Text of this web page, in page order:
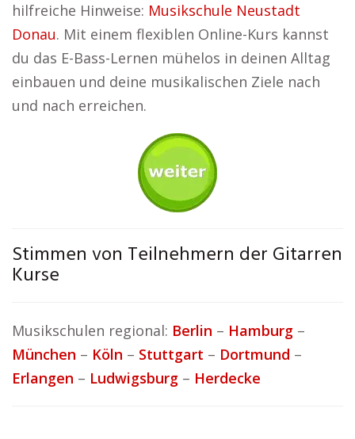
hilfreiche Hinweise: Musikschule Neustadt
Donau. Mit einem flexiblen Online-Kurs kannst
du das E-Bass-Lernen mühelos in deinen Alltag
einbauen und deine musikalischen Ziele nach
und nach erreichen.
Stimmen von Teilnehmern der Gitarren
Kurse
Musikschulen regional: Berlin – Hamburg –
München – Köln – Stuttgart – Dortmund –
Erlangen – Ludwigsburg – Herdecke